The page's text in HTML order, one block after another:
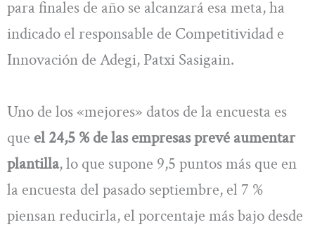
para finales de año se alcanzará esa meta, ha
indicado el responsable de Competitividad e
Innovación de Adegi, Patxi Sasigain.
Uno de los «mejores» datos de la encuesta es
que el 24,5 % de las empresas prevé aumentar
plantilla, lo que supone 9,5 puntos más que en
la encuesta del pasado septiembre, el 7 %
piensan reducirla, el porcentaje más bajo desde